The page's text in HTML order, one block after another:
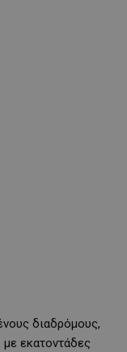
διαδρόμους,
εκατοντάδες